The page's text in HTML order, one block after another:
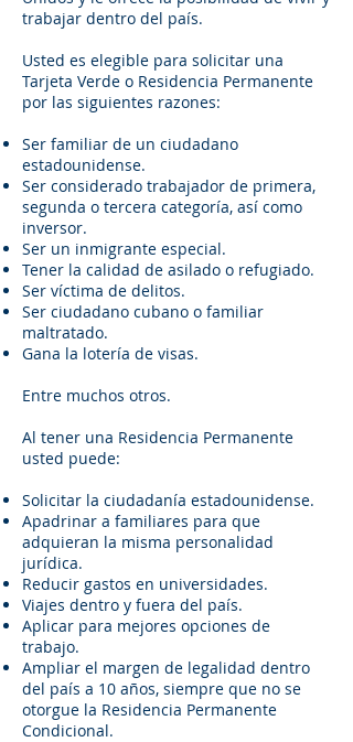
trabajar dentro del país.
Usted es elegible para solicitar una
Tarjeta Verde o Residencia Permanente
por las siguientes razones:
Ser familiar de un ciudadano
estadounidense.
Ser considerado trabajador de primera,
segunda o tercera categoría, así como
inversor.
Ser un inmigrante especial.
Tener la calidad de asilado o refugiado.
Ser víctima de delitos.
Ser ciudadano cubano o familiar
maltratado.
Gana la lotería de visas.
Entre muchos otros.
Al tener una Residencia Permanente
usted puede:
Solicitar la ciudadanía estadounidense.
Apadrinar a familiares para que
adquieran la misma personalidad
jurídica.
Reducir gastos en universidades.
Viajes dentro y fuera del país.
Aplicar para mejores opciones de
trabajo.
Ampliar el margen de legalidad dentro
del país a 10 años, siempre que no se
otorgue la Residencia Permanente
Condicional.